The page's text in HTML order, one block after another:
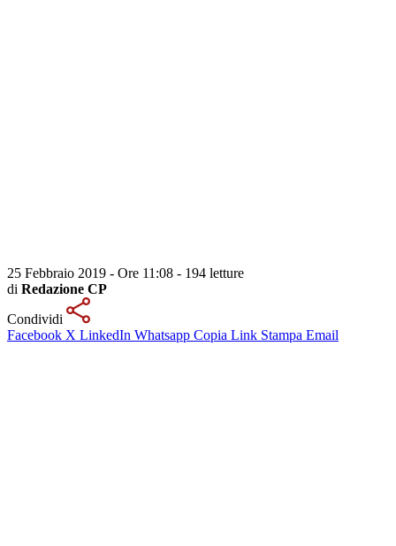
25 Febbraio 2019 - Ore 11:08 - 194 letture
di Redazione CP
Condividi
Facebook X LinkedIn Whatsapp Copia Link Stampa Email